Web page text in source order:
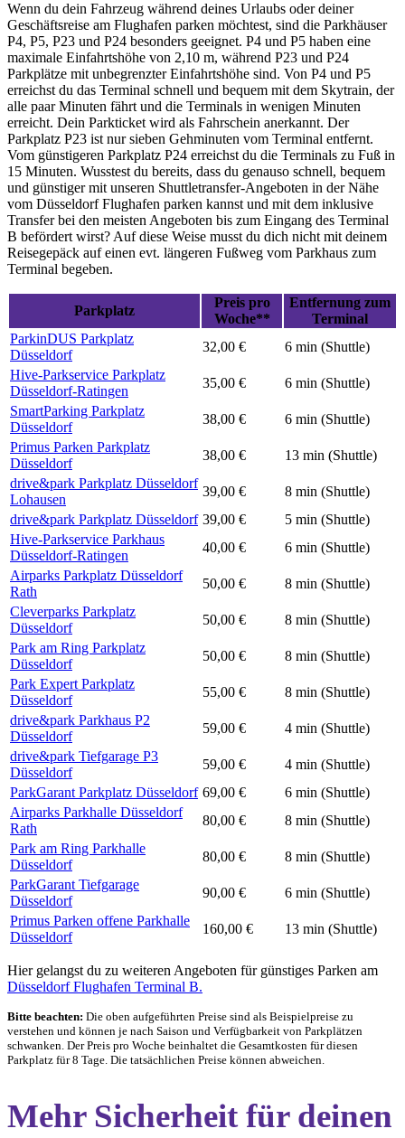
Wenn du dein Fahrzeug während deines Urlaubs oder deiner
Geschäftsreise am Flughafen parken möchtest, sind die Parkhäuser
P4, P5, P23 und P24 besonders geeignet. P4 und P5 haben eine
maximale Einfahrtshöhe von 2,10 m, während P23 und P24
Parkplätze mit unbegrenzter Einfahrtshöhe sind. Von P4 und P5
erreichst du das Terminal schnell und bequem mit dem Skytrain, der
alle paar Minuten fährt und die Terminals in wenigen Minuten
erreicht. Dein Parkticket wird als Fahrschein anerkannt. Der
Parkplatz P23 ist nur sieben Gehminuten vom Terminal entfernt.
Vom günstigeren Parkplatz P24 erreichst du die Terminals zu Fuß in
15 Minuten. Wusstest du bereits, dass du genauso schnell, bequem
und günstiger mit unseren Shuttletransfer-Angeboten in der Nähe
vom Düsseldorf Flughafen parken kannst und mit dem inklusive
Transfer bei den meisten Angeboten bis zum Eingang des Terminal
B befördert wirst? Auf diese Weise musst du dich nicht mit deinem
Reisegepäck auf einen evt. längeren Fußweg vom Parkhaus zum
Terminal begeben.
Parkplatz
Preis pro
Woche**
Entfernung zum
Terminal
ParkinDUS Parkplatz
Düsseldorf
32,00 €
6 min (Shuttle)
Hive-Parkservice Parkplatz
Düsseldorf-Ratingen
35,00 €
6 min (Shuttle)
SmartParking Parkplatz
Düsseldorf
38,00 €
6 min (Shuttle)
Primus Parken Parkplatz
Düsseldorf
38,00 €
13 min (Shuttle)
drive&park Parkplatz Düsseldorf
Lohausen
39,00 €
8 min (Shuttle)
drive&park Parkplatz Düsseldorf 39,00 €
5 min (Shuttle)
Hive-Parkservice Parkhaus
Düsseldorf-Ratingen
40,00 €
6 min (Shuttle)
Airparks Parkplatz Düsseldorf
Rath
50,00 €
8 min (Shuttle)
Cleverparks Parkplatz
Düsseldorf
50,00 €
8 min (Shuttle)
Park am Ring Parkplatz
Düsseldorf
50,00 €
8 min (Shuttle)
Park Expert Parkplatz
Düsseldorf
55,00 €
8 min (Shuttle)
drive&park Parkhaus P2
Düsseldorf
59,00 €
4 min (Shuttle)
drive&park Tiefgarage P3
Düsseldorf
59,00 €
4 min (Shuttle)
ParkGarant Parkplatz Düsseldorf 69,00 €
6 min (Shuttle)
Airparks Parkhalle Düsseldorf
Rath
80,00 €
8 min (Shuttle)
Park am Ring Parkhalle
Düsseldorf
80,00 €
8 min (Shuttle)
ParkGarant Tiefgarage
Düsseldorf
90,00 €
6 min (Shuttle)
Primus Parken offene Parkhalle
Düsseldorf
160,00 € 13 min (Shuttle)
Hier gelangst du zu weiteren Angeboten für günstiges Parken am
Düsseldorf Flughafen Terminal B.
Bitte beachten: Die oben aufgeführten Preise sind als Beispielpreise zu
verstehen und können je nach Saison und Verfügbarkeit von Parkplätzen
schwanken. Der Preis pro Woche beinhaltet die Gesamtkosten für diesen
Parkplatz für 8 Tage. Die tatsächlichen Preise können abweichen.
Mehr Sicherheit für deinen